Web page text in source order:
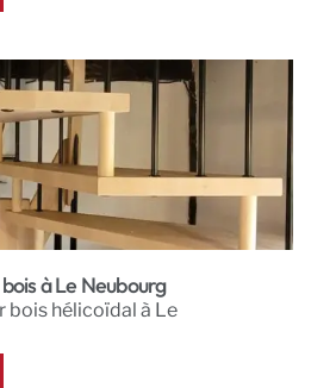
à Le Neubourg
bois hélicoïdal à Le